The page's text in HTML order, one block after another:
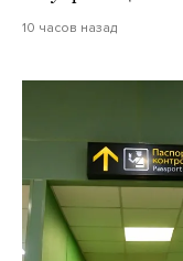
10 часов назад